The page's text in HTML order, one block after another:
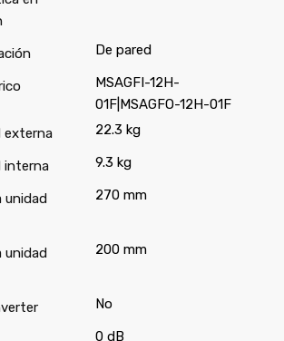
De pared
MSAGFI-12H-
01F|MSAGFO-12H-01F
externa
22.3 kg
interna 9.3 kg
unidad
270 mm
unidad
200 mm
No
0 dB